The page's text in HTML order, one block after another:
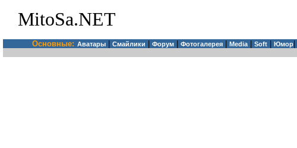
MitoSa.NET
Основные: Аватары Смайлики Форум Фотогалерея Media| Soft Юмор